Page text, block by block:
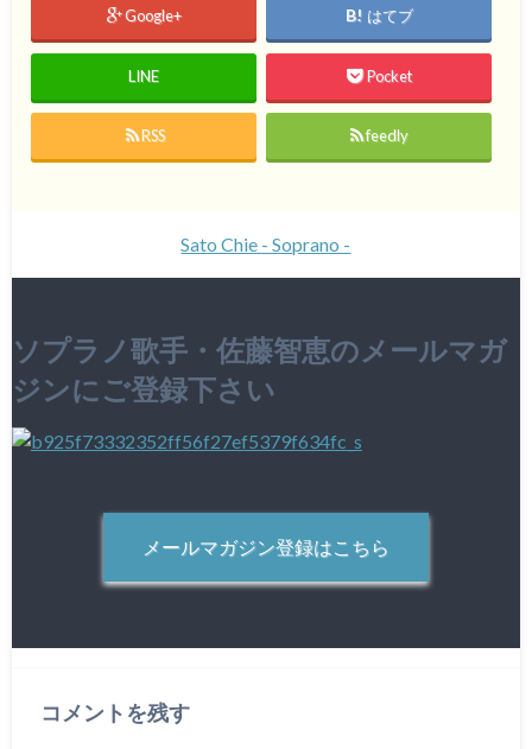
Google+ はてブ
LINE Pocket
RSS feedly
Sato Chie - Soprano -
ソプラノ歌手・佐藤智恵のメールマガ
ジンにご登録下さい
メールマガジン登録はこちら
コメントを残す